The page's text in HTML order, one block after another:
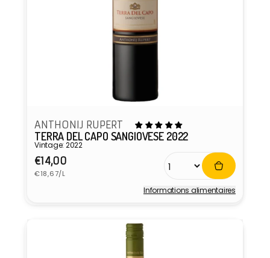
ANTHONIJ RUPERT
TERRA DEL CAPO SANGIOVESE 2022
Vintage: 2022
Prix
habituel
€14,00
Prix
unitaire
€18,67/L
Informations alimentaires